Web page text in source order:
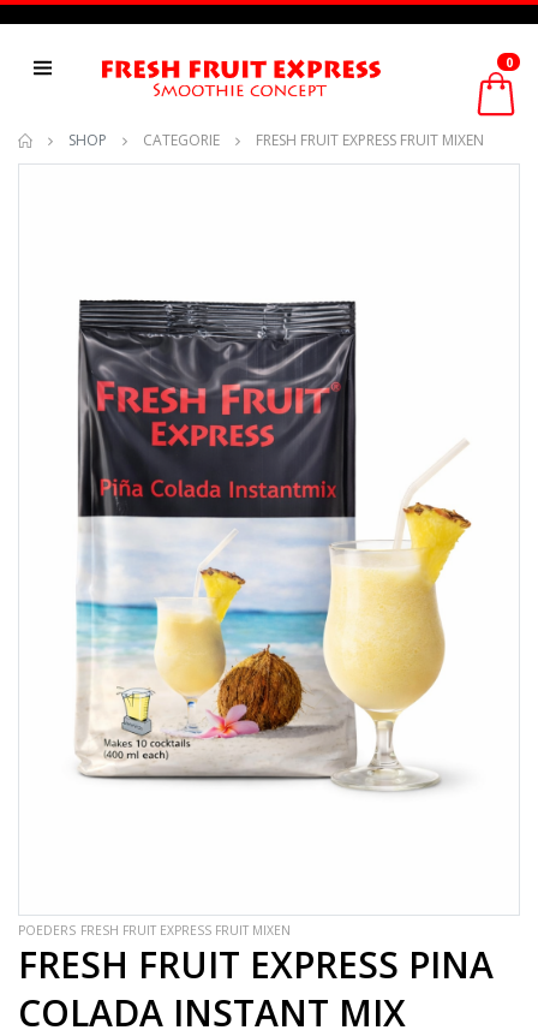
0
SHOP CATEGORIE FRESH FRUIT EXPRESS FRUIT MIXEN
POEDERS FRESH FRUIT EXPRESS FRUIT MIXEN
FRESH FRUIT EXPRESS PINA
COLADA INSTANT MIX